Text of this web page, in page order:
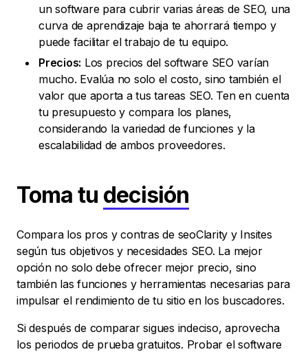
un software para cubrir varias áreas de SEO, una
curva de aprendizaje baja te ahorrará tiempo y
puede facilitar el trabajo de tu equipo.
Precios: Los precios del software SEO varían
mucho. Evalúa no solo el costo, sino también el
valor que aporta a tus tareas SEO. Ten en cuenta
tu presupuesto y compara los planes,
considerando la variedad de funciones y la
escalabilidad de ambos proveedores.
Toma tu decisión
Compara los pros y contras de seoClarity y Insites
según tus objetivos y necesidades SEO. La mejor
opción no solo debe ofrecer mejor precio, sino
también las funciones y herramientas necesarias para
impulsar el rendimiento de tu sitio en los buscadores.
Si después de comparar sigues indeciso, aprovecha
los periodos de prueba gratuitos. Probar el software